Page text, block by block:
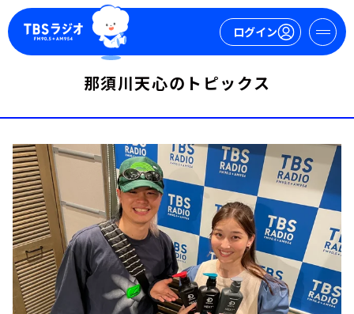
ログイン
今日の番組表
週間番組表
那須川天心のトピックス